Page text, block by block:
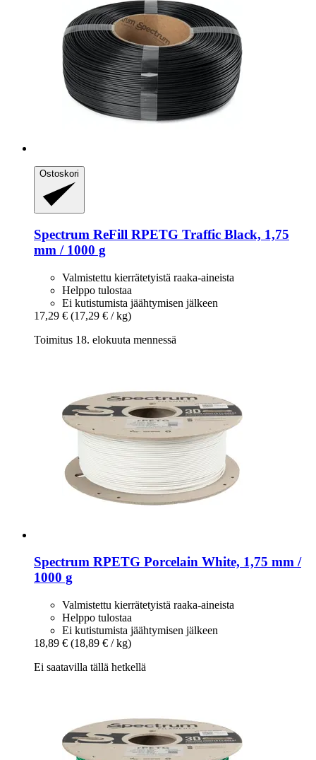
Ostoskori
Spectrum ReFill RPETG Traffic Black, 1,75
mm / 1000 g
Valmistettu kierrätetyistä raaka-aineista
Helppo tulostaa
Ei kutistumista jäähtymisen jälkeen
17,29 € (17,29 € / kg)
Toimitus 18. elokuuta mennessä
Spectrum RPETG Porcelain White, 1,75 mm /
1000 g
Valmistettu kierrätetyistä raaka-aineista
Helppo tulostaa
Ei kutistumista jäähtymisen jälkeen
18,89 € (18,89 € / kg)
Ei saatavilla tällä hetkellä